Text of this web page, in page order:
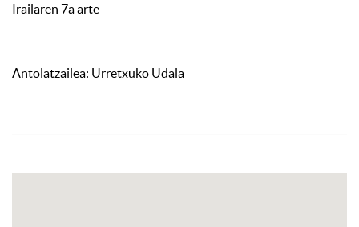
Irailaren 7a arte
Antolatzailea: Urretxuko Udala